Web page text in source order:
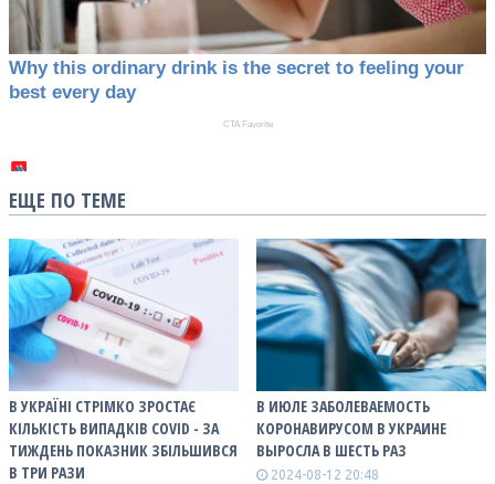
ЕЩЕ ПО ТЕМЕ
В УКРАЇНІ СТРІМКО ЗРОСТАЄ
КІЛЬКІСТЬ ВИПАДКІВ COVID - ЗА
ТИЖДЕНЬ ПОКАЗНИК ЗБІЛЬШИВСЯ
В ТРИ РАЗИ
В ИЮЛЕ ЗАБОЛЕВАЕМОСТЬ
КОРОНАВИРУСОМ В УКРАИНЕ
ВЫРОСЛА В ШЕСТЬ РАЗ
2024-08-12 20:48